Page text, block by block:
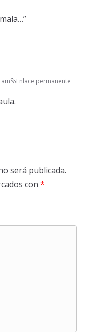
Enlace permanente
será publicada.
con *